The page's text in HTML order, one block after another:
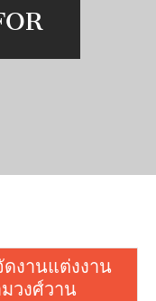
งานแต่งงาน
วงศ์วาน